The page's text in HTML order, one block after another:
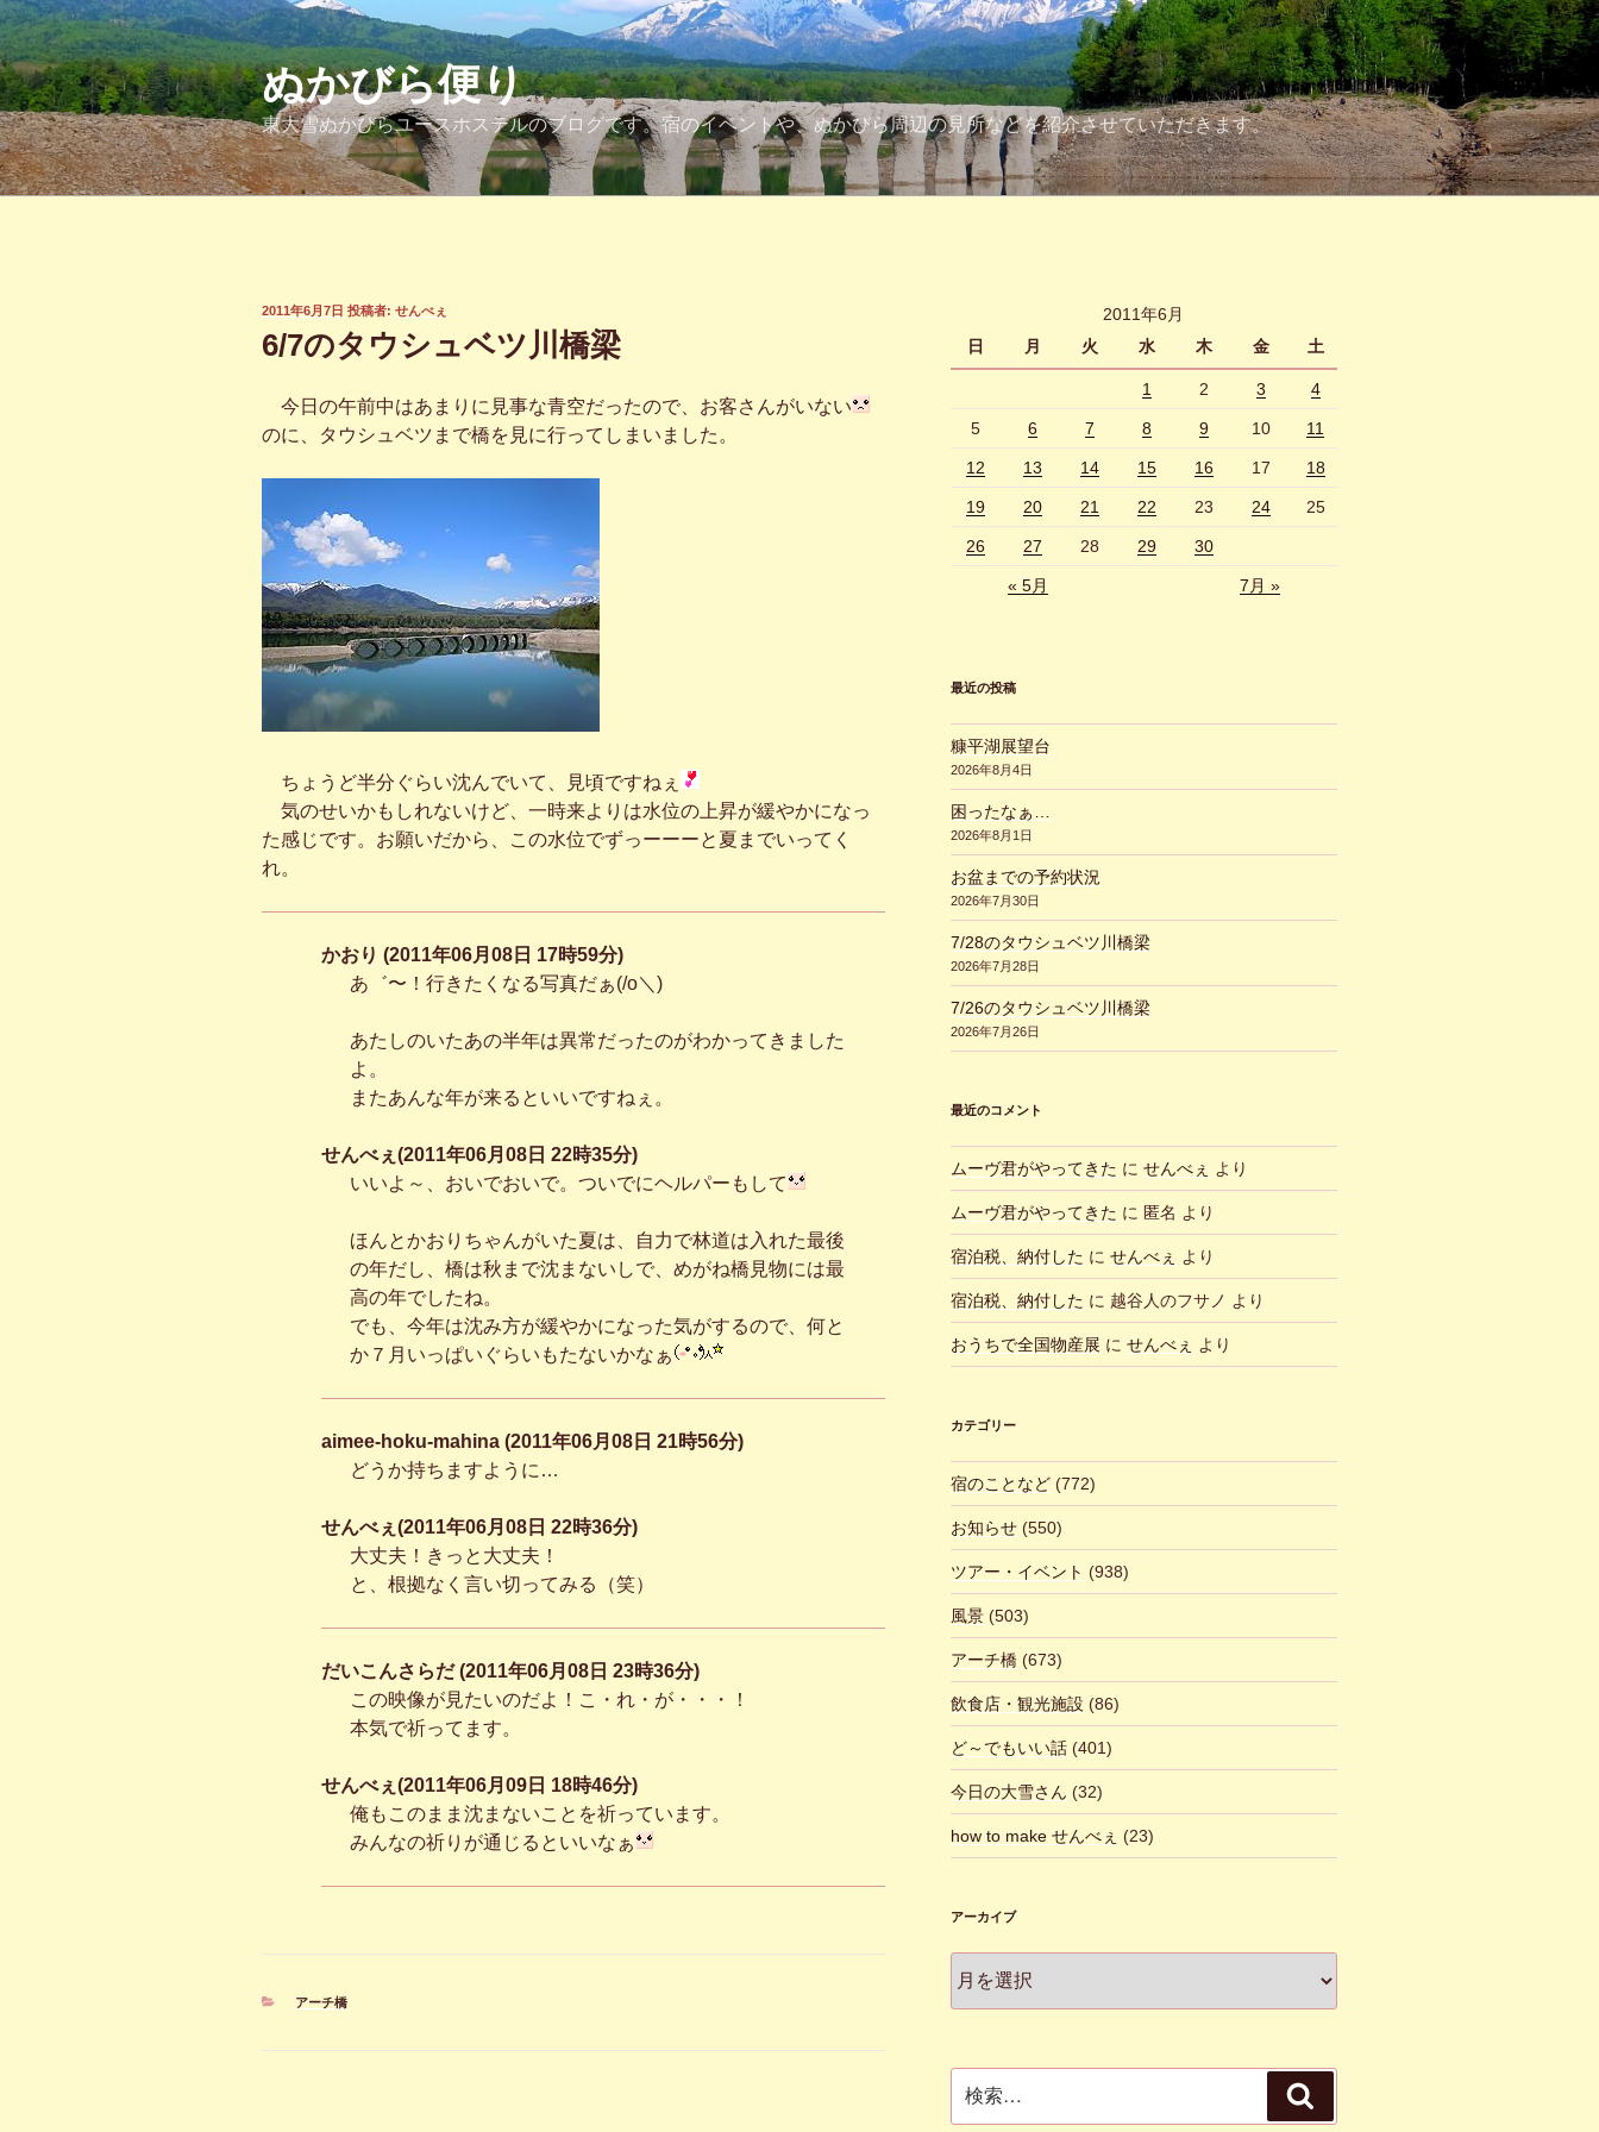
コ
ン
テ
ン
ツ
へ
ス
ぬかびら便り
東大雪ぬかびらユースホステルのブログです。宿のイベントや、ぬかびら周辺の見所などを紹介させていただきます。
投
日:
2011年6月7日 投稿者: せんべぇ
6/7のタウシュベツ川橋梁
今日の午前中はあまりに見事な青空だったので、お客さんがいない
のに、タウシュベツまで橋を見に行ってしまいました。
ちょうど半分ぐらい沈んでいて、見頃ですねぇ
気のせいかもしれないけど、一時来よりは水位の上昇が緩やかになっ
た感じです。お願いだから、この水位でずっーーーと夏までいってく
れ。
かおり (2011年06月08日 17時59分)
あ゛〜！行きたくなる写真だぁ(/o＼)
あたしのいたあの半年は異常だったのがわかってきました
よ。
またあんな年が来るといいですねぇ。
せんべぇ(2011年06月08日 22時35分)
いいよ～、おいでおいで。ついでにヘルパーもして
ほんとかおりちゃんがいた夏は、自力で林道は入れた最後
の年だし、橋は秋まで沈まないしで、めがね橋見物には最
高の年でしたね。
でも、今年は沈み方が緩やかになった気がするので、何と
か７月いっぱいぐらいもたないかなぁ
aimee-hoku-mahina (2011年06月08日 21時56分)
どうか持ちますように…
せんべぇ(2011年06月08日 22時36分)
大丈夫！きっと大丈夫！
と、根拠なく言い切ってみる（笑）
だいこんさらだ (2011年06月08日 23時36分)
この映像が見たいのだよ！こ・れ・が・・・！
本気で祈ってます。
せんべぇ(2011年06月09日 18時46分)
俺もこのまま沈まないことを祈っています。
みんなの祈りが通じるといいなぁ
カ
アーチ橋
2011年6月
日
月 火 水 木 金 土
1 2 3 4
5 6 7 8 9 10 11
12 13 14 15 16 17 18
19 20 21 22 23 24 25
26 27 28 29 30
« 5月 7月 »
最近の投稿
糠平湖展望台
2026年8月4日
困ったなぁ…
2026年8月1日
お盆までの予約状況
2026年7月30日
7/28のタウシュベツ川橋梁
2026年7月28日
7/26のタウシュベツ川橋梁
2026年7月26日
最近のコメント
ムーヴ君がやってきた に せんべぇ より
ムーヴ君がやってきた に 匿名 より
宿泊税、納付した に せんべぇ より
宿泊税、納付した に 越谷人のフサノ より
おうちで全国物産展 に せんべぇ より
カテゴリー
宿のことなど(772)
お知らせ(550)
ツアー・イベント (938)
風景(503)
アーチ橋(673)
飲食店・観光施設 (86)
ど～でもいい話(401)
今日の大雪さん (32)
how to make せんべぇ (23)
アーカイブ
ー
ブ
索:
索